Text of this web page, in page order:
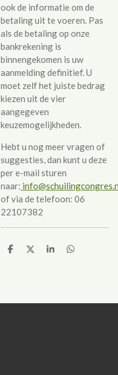
ook de informatie om de
betaling uit te voeren. Pas
als de betaling op onze
bankrekening is
binnengekomen is uw
aanmelding definitief. U
moet zelf het juiste bedrag
kiezen uit de vier
aangegeven
keuzemogelijkheden.
Hebt u nog meer vragen of
suggesties, dan kunt u deze
per e-mail sturen
naar:
of via de telefoon: 06
22107382
D
D
S
D